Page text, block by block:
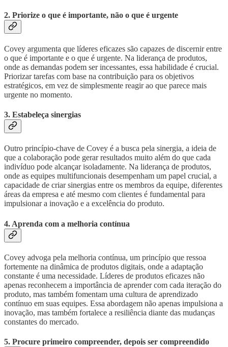
2. Priorize o que é importante, não o que é urgente
Covey argumenta que líderes eficazes são capazes de discernir entre
o que é importante e o que é urgente. Na liderança de produtos,
onde as demandas podem ser incessantes, essa habilidade é crucial.
Priorizar tarefas com base na contribuição para os objetivos
estratégicos, em vez de simplesmente reagir ao que parece mais
urgente no momento.
3. Estabeleça sinergias
Outro princípio-chave de Covey é a busca pela sinergia, a ideia de
que a colaboração pode gerar resultados muito além do que cada
indivíduo pode alcançar isoladamente. Na liderança de produtos,
onde as equipes multifuncionais desempenham um papel crucial, a
capacidade de criar sinergias entre os membros da equipe, diferentes
áreas da empresa e até mesmo com clientes é fundamental para
impulsionar a inovação e a excelência do produto.
4. Aprenda com a melhoria contínua
Covey advoga pela melhoria contínua, um princípio que ressoa
fortemente na dinâmica de produtos digitais, onde a adaptação
constante é uma necessidade. Líderes de produtos eficazes não
apenas reconhecem a importância de aprender com cada iteração do
produto, mas também fomentam uma cultura de aprendizado
contínuo em suas equipes. Essa abordagem não apenas impulsiona a
inovação, mas também fortalece a resiliência diante das mudanças
constantes do mercado.
5. Procure primeiro compreender, depois ser compreendido